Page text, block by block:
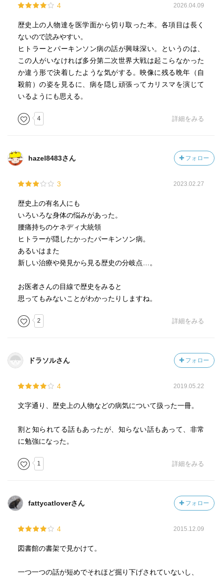
4 2026.04.09
歴史上の人物達を医学面から切り取った本。各項目は長く
ないので読みやすい。
ヒトラーとパーキンソン病の話が興味深い。というのは、
この人がいなければ多分第二次世界大戦は起こらなかった
か違う形で決着したような気がする。映像に残る晩年（自
殺前）の姿を見るに、病を隠し頑張ってカリスマを演じて
いるようにも思える。
4 詳細をみる
hazel8483さん フォロー
3 2023.02.27
歴史上の有名人にも
いろいろな身体の悩みがあった。
腰痛持ちのケネディ大統領
ヒトラーが隠したかったパーキンソン病。
あるいはまた
新しい治療や発見から見る歴史の分岐点…。
お医者さんの目線で歴史をみると
思ってもみないことがわかったりしますね。
2 詳細をみる
ドラソルさん フォロー
4 2019.05.22
文字通り、歴史上の人物などの病気について扱った一冊。
割と知られてる話もあったが、知らない話もあって、非常
に勉強になった。
1 詳細をみる
fattycatloverさん フォロー
4 2015.12.09
図書館の書架で見かけて。
一つ一つの話が短めでそれほど掘り下げされていないし、